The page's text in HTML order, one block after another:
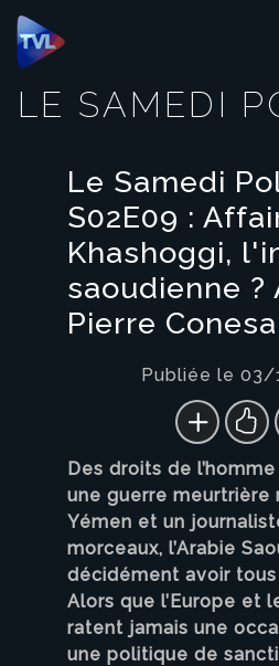
Panneau de gestion des
LE SAMEDI
Le Samedi
S02E09 :
Khashoggi,
saoudienne ?
Pierre Conesa
Publiée le 03/
Des droits de
une guerre meurtrière
Yémen et un
morceaux, l’Arabie
décidément avoir
Alors que l’Europe et
ratent jamais une
une politique de